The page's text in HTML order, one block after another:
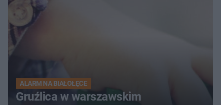
ALARM NA BIAŁOŁĘCE
Gruźlica w warszawskim